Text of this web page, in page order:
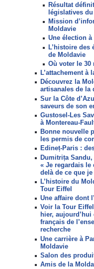
Résultat
législatives
Mission
Moldavie
Une élection
L’histoire des
de Moldavie
Où voter le 30
L’attachement à
Découvrez la
artisanales de la
Sur la Côte
saveurs de son
Gustosel-Les
à Montereau-
Bonne nouvelle
les permis de
Edineț-Paris :
Dumitrița
« Je regardais le
delà de ce que
L’histoire du
Tour Eiffel
Une affaire dont
Voir la Tour
hier,
français de
recherche
Une carrière à
Moldavie
Salon des
Amis de la